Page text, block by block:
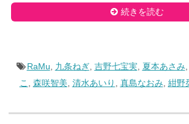
続きを読む
RaMu, 九条ねぎ, 吉野七宝実, 夏本あさみ,
こ , 森咲智美, 清水あいり , 真島なおみ, 紺野